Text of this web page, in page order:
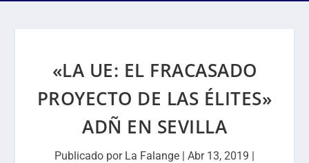
«LA UE: EL FRACASADO
PROYECTO DE LAS ÉLITES»
ADÑ EN SEVILLA
Publicado por La Falange | Abr 13, 2019 |